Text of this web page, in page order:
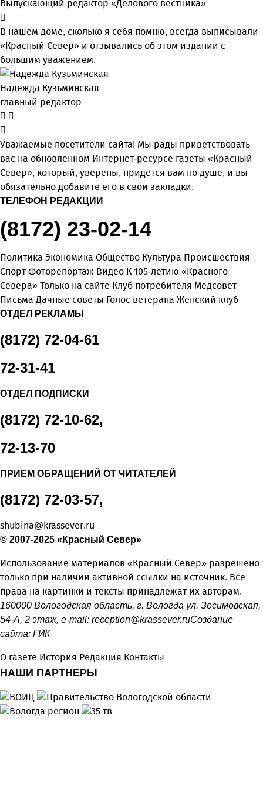
Выпускающий редактор «Делового вестника»
В нашем доме, сколько я себя помню, всегда выписывали
«Красный Север» и отзывались об этом издании с
большим уважением.
Надежда Кузьминская
главный редактор
Уважаемые посетители сайта! Мы рады приветствовать
вас на обновленном Интернет-ресурсе газеты «Красный
Север», который, уверены, придется вам по душе, и вы
обязательно добавите его в свои закладки.
ТЕЛЕФОН РЕДАКЦИИ
(8172) 23-02-14
Политика Экономика Общество Культура Происшествия
Спорт Фоторепортаж Видео К 105-летию «Красного
Севера» Только на сайте Клуб потребителя Медсовет
Письма Дачные советы Голос ветерана Женский клуб
ОТДЕЛ РЕКЛАМЫ
(8172) 72-04-61
72-31-41
ОТДЕЛ ПОДПИСКИ
(8172) 72-10-62,
72-13-70
ПРИЕМ ОБРАЩЕНИЙ ОТ ЧИТАТЕЛЕЙ
(8172) 72-03-57,
shubina@krassever.ru
© 2007-2025 «Красный Север»
Использование материалов «Красный Север» разрешено
только при наличии активной ссылки на источник. Все
права на картинки и тексты принадлежат их авторам.
160000 Вологодская область, г. Вологда ул. Зосимовская,
54-А, 2 этаж, e-mail: reception@krassever.ruСоздание
сайта: ГИК
О газете История Редакция Контакты
НАШИ ПАРТНЕРЫ